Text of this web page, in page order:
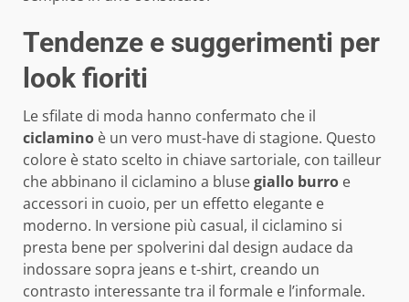
Tendenze e suggerimenti per
look fioriti
Le sfilate di moda hanno confermato che il
ciclamino è un vero must-have di stagione. Questo
colore è stato scelto in chiave sartoriale, con tailleur
che abbinano il ciclamino a blusegiallo burro e
accessori in cuoio, per un effetto elegante e
moderno. In versione più casual, il ciclamino si
presta bene per spolverini dal design audace da
indossare sopra jeans e t-shirt, creando un
contrasto interessante tra il formale e l’informale.